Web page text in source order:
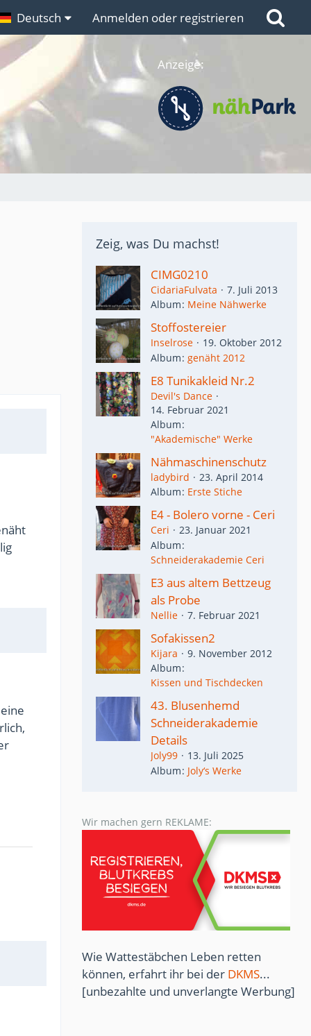
Links
Deutsch Anmelden oder registrieren
Anzeige:
Zeig, was Du machst!
CIMG0210
CidariaFulvata
7. Juli 2013
Album Meine Nähwerke
Stoffostereier
Inselrose
19. Oktober 2012
Album genäht 2012
E8 Tunikakleid Nr.2
Devil's Dance
14. Februar 2021
Album
"Akademische" Werke
Nähmaschinenschutz
ladybird
23. April 2014
Album Erste Stiche
E4 - Bolero vorne - Ceri
Ceri
23. Januar 2021
Album
Schneiderakademie Ceri
E3 aus altem Bettzeug
als Probe
Nellie 7. Februar 2021
Sofakissen2
Kijara
9. November 2012
Album
Kissen und Tischdecken
43. Blusenhemd
Schneiderakademie
Details
Joly99
13. Juli 2025
Album Joly‘s Werke
Wir machen gern REKLAME:
Wie Wattestäbchen Leben retten
können, erfahrt ihr bei der DKMS...
[unbezahlte und unverlangte Werbung]